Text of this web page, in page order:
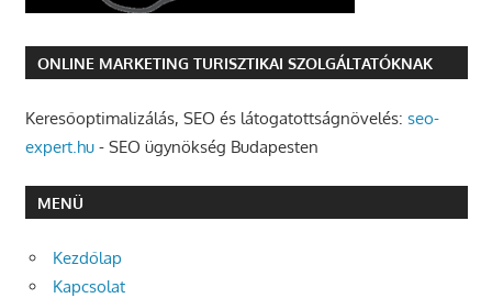
ONLINE MARKETING TURISZTIKAI SZOLGÁLTATÓKNAK
Keresőoptimalizálás, SEO és látogatottságnövelés: seo-
expert.hu- SEO ügynökség Budapesten
MENÜ
Kezdőlap
Kapcsolat